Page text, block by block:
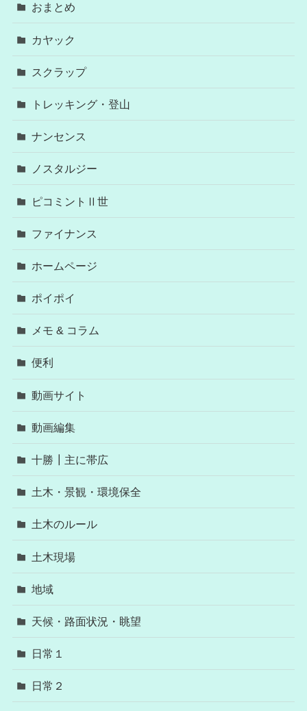
おまとめ
カヤック
スクラップ
トレッキング・登山
ナンセンス
ノスタルジー
ピコミントⅡ世
ファイナンス
ホームページ
ポイポイ
メモ & コラム
便利
動画サイト
動画編集
十勝┃主に帯広
土木・景観・環境保全
土木のルール
土木現場
地域
天候・路面状況・眺望
日常１
日常２